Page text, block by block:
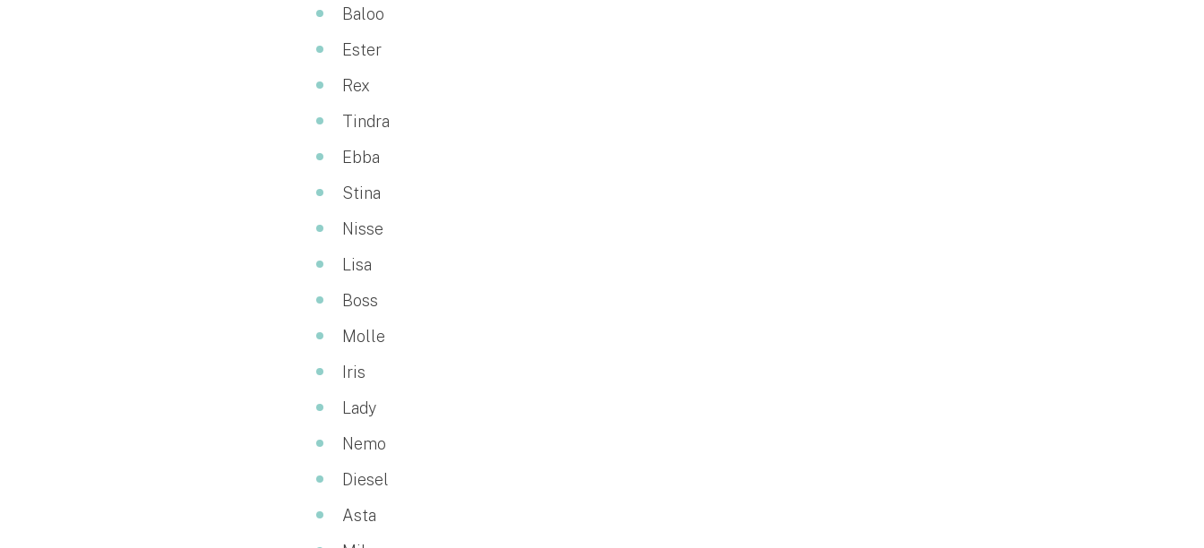
Baloo
Ester
Rex
Tindra
Ebba
Stina
Nisse
Lisa
Boss
Molle
Iris
Lady
Nemo
Diesel
Asta